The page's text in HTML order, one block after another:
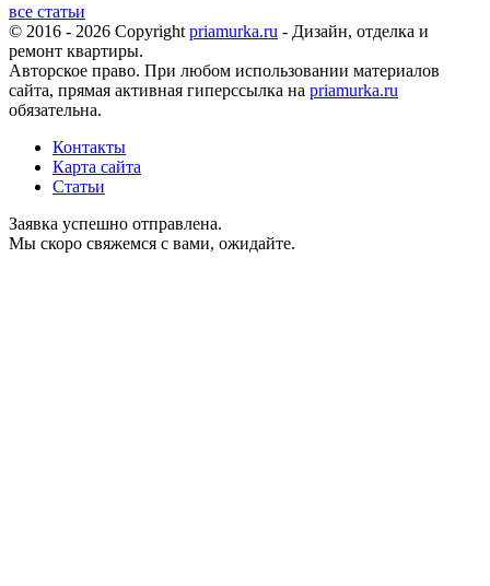
все статьи
© 2016 - 2026 Copyright priamurka.ru - Дизайн, отделка и
ремонт квартиры.
Авторское право. При любом использовании материалов
сайта, прямая активная гиперссылка на priamurka.ru
обязательна.
Контакты
Карта сайта
Статьи
Заявка успешно отправлена.
Мы скоро свяжемся с вами, ожидайте.